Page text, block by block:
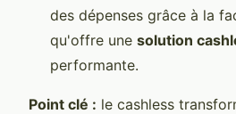
des dépenses grâce à la
qu'offre une solution
performante.
Point clé : le cashless